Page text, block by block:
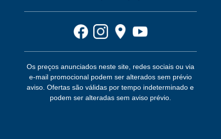
Os preços anunciados neste site, redes sociais ou via
e-mail promocional podem ser alterados sem prévio
aviso. Ofertas são válidas por tempo indeterminado e
podem ser alteradas sem aviso prévio.